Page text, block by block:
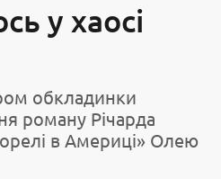
у хаосі
обкладинки
роману Річарда
в Америці» Олею